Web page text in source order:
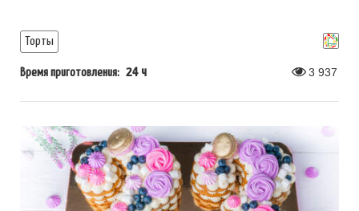
Торты
Время приготовления: 24 ч 3 937